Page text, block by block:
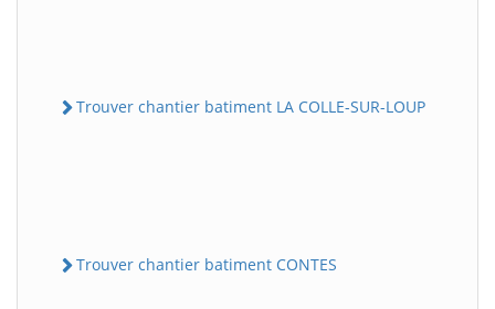
Trouver chantier batiment LA COLLE-SUR-LOUP
Trouver chantier batiment CONTES